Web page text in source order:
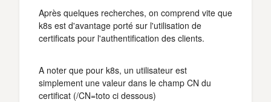
Après quelques recherches, on comprend vite que
k8s est d'avantage porté sur l'utilisation de
certificats pour l'authentification des clients.
A noter que pour k8s, un utilisateur est
simplement une valeur dans le champ CN du
certificat (/CN=toto ci dessous)